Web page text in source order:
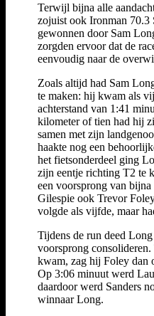
Terwijl bijna alle
zojuist ook Ironman 70.3
gewonnen door Sam
zorgden ervoor dat de
eenvoudig naar de
Zoals altijd had Sam
te maken: hij kwam als
achterstand van 1:41
kilometer of tien had hij
samen met zijn
haakte nog een
het fietsonderdeel ging
zijn eentje richting T2 te
een voorsprong van
Gilespie ook Trevor
volgde als vijfde, maar
Tijdens de run deed
voorsprong
kwam, zag hij Foley dan
Op 3:06 minuut werd
daardoor werd Sanders
winnaar Long.